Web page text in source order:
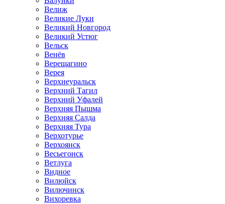
Велиж
Великие Луки
Великий Новгород
Великий Устюг
Вельск
Венёв
Верещагино
Верея
Верхнеуральск
Верхний Тагил
Верхний Уфалей
Верхняя Пышма
Верхняя Салда
Верхняя Тура
Верхотурье
Верхоянск
Весьегонск
Ветлуга
Видное
Вилюйск
Вилючинск
Вихоревка